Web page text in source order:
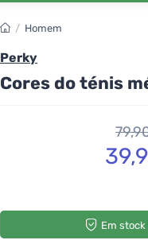
/ Homem
Perky
Cores do ténis
Em